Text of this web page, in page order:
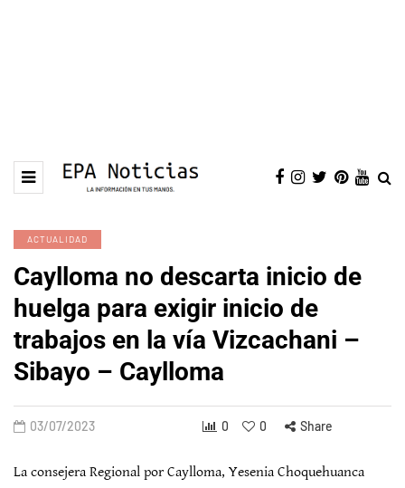
ACTUALIDAD
Caylloma no descarta inicio de
huelga para exigir inicio de
trabajos en la vía Vizcachani –
Sibayo – Caylloma
03/07/2023 0 0 Share
La consejera Regional por Caylloma, Yesenia Choquehuanca